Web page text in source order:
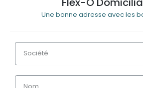
Une bonne adresse avec les